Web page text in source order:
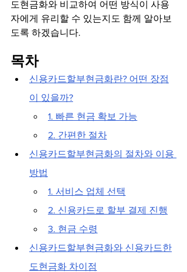
도현금화와 비교하여 어떤 방식이 사용
자에게 유리할 수 있는지도 함께 알아보
도록 하겠습니다.
목차
신용카드할부현금화란? 어떤 장점
이 있을까?
1. 빠른 현금 확보 가능
2. 간편한 절차
신용카드할부현금화의 절차와 이용
방법
1. 서비스 업체 선택
2. 신용카드로 할부 결제 진행
3. 현금 수령
신용카드할부현금화와 신용카드한
도현금화 차이점